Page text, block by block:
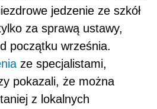
jedzenie ze szkół
za sprawą ustawy,
początku września.
ze specjalistami,
pokazali, że można
z lokalnych